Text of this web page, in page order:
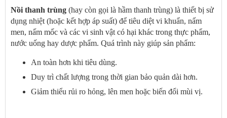
Nồi thanh trùng (hay còn gọi là hầm thanh trùng) là thiết bị sử
dụng nhiệt (hoặc kết hợp áp suất) để tiêu diệt vi khuẩn, nấm
men, nấm mốc và các vi sinh vật có hại khác trong thực phẩm,
nước uống hay dược phẩm. Quá trình này giúp sản phẩm:
An toàn hơn khi tiêu dùng.
Duy trì chất lượng trong thời gian bảo quản dài hơn.
Giảm thiểu rủi ro hỏng, lên men hoặc biến đổi mùi vị.